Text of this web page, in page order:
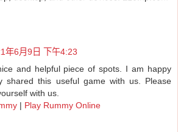
年6月9日 下午4:23
and helpful piece of spots. I am happy
shared this useful game with us. Please
with us.
| Play Rummy Online